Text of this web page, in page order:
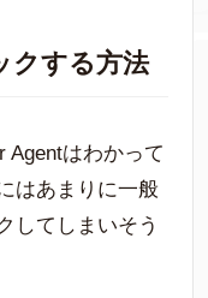
クする方法
Agentはわかって
はあまりに一般
してしまいそう